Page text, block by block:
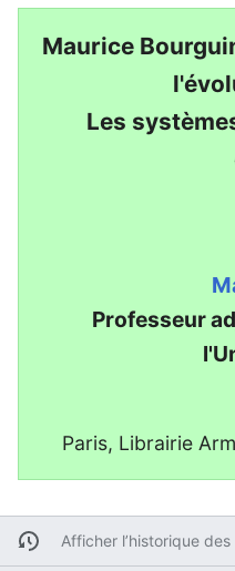
Maurice
Les
Professeur
Paris, Librairie
Afficher l’historique